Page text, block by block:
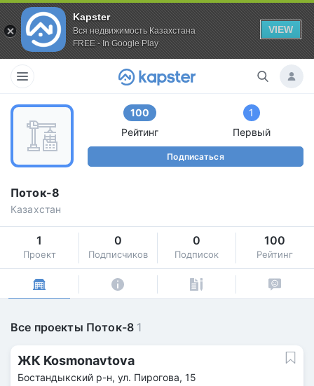
Kapster
Вся недвижимость Казахстана
FREE - In Google Play
VIEW
100
Рейтинг
1
Первый
Подписаться
Поток-8
Казахстан
1
Проект
0
Подписчиков
0
Подписок
100
Рейтинг
Все проекты Поток-8 1
ЖК Kosmonavtova
Бостандыкский р-н, ул. Пирогова, 15